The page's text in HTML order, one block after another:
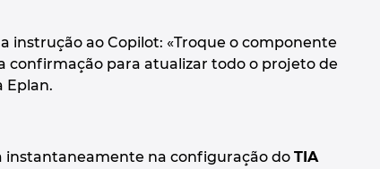
instrução ao Copilot: «Troque o componente
confirmação para atualizar todo o projeto de
Eplan.
instantaneamente na configuração do TIA